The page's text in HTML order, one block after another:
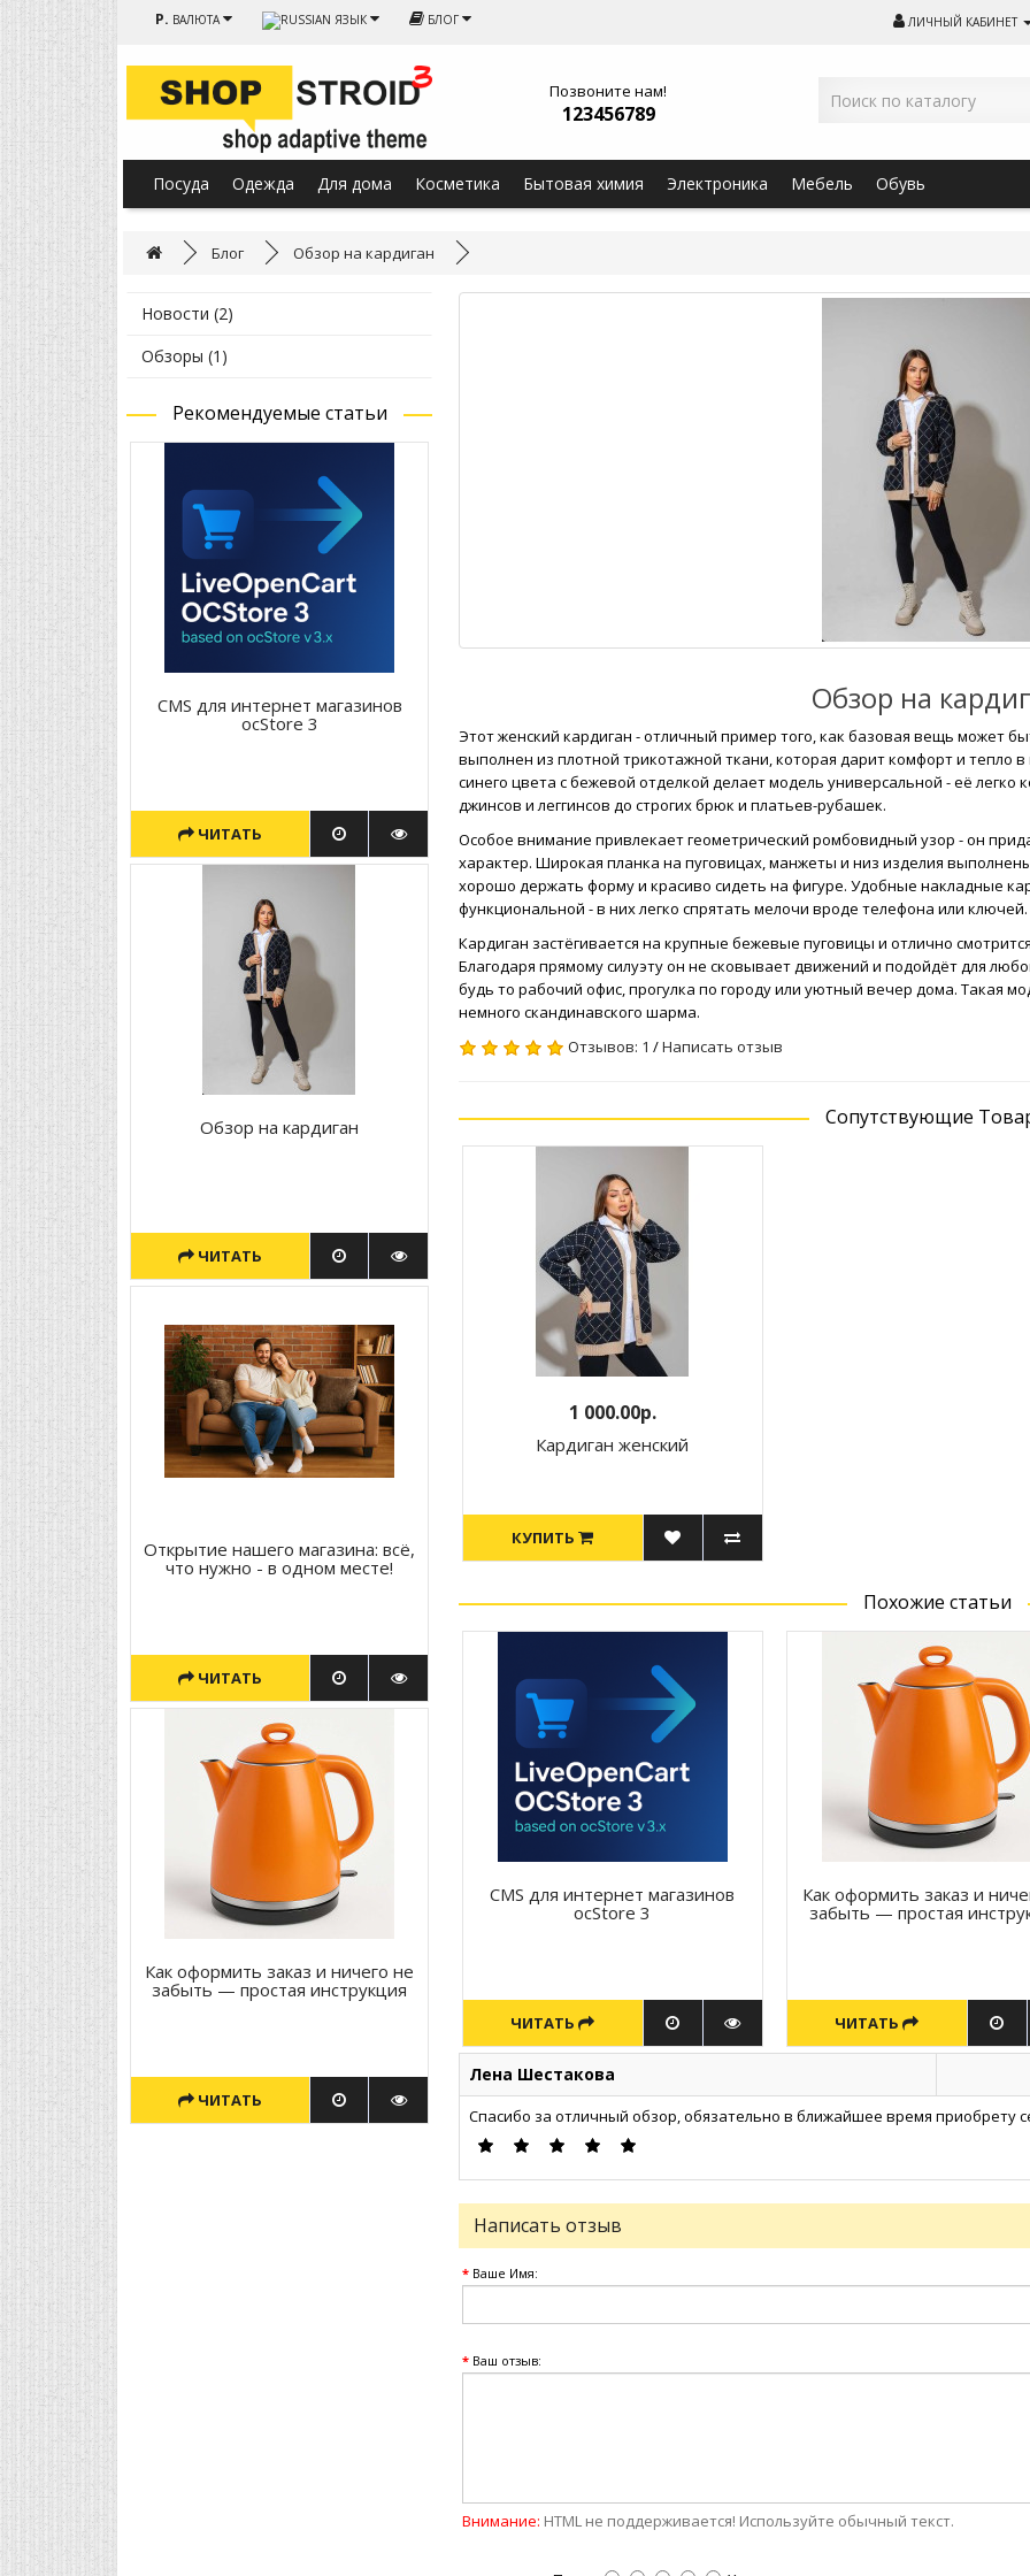
Р. ВАЛЮТА ЯЗЫК БЛОГ ЛИЧНЫЙ КАБИНЕТ
Позвоните нам!
123456789
Посуда Одежда Для дома Косметика Бытовая химия Электроника Мебель Обувь
Блог Обзор на кардиган
Новости (2)
Обзоры (1)
Рекомендуемые статьи
CMS для интернет магазинов
ocStore 3
ЧИТАТЬ
Обзор на кардиган
ЧИТАТЬ
Открытие нашего магазина: всё,
что нужно - в одном месте!
ЧИТАТЬ
Как оформить заказ и ничего не
забыть — простая инструкция
ЧИТАТЬ
Обзор на
Этот женский кардиган - отличный пример того, как базовая вещь может
выполнен из плотной трикотажной ткани, которая дарит комфорт и тепло
синего цвета с бежевой отделкой делает модель универсальной - её
джинсов и леггинсов до строгих брюк и платьев-рубашек.
Особое внимание привлекает геометрический ромбовидный узор - он
характер. Широкая планка на пуговицах, манжеты и низ изделия
хорошо держать форму и красиво сидеть на фигуре. Удобные накладные
функциональной - в них легко спрятать мелочи вроде телефона или ключей.
Кардиган застёгивается на крупные бежевые пуговицы и отлично
Благодаря прямому силуэту он не сковывает движений и подойдёт для
будь то рабочий офис, прогулка по городу или уютный вечер дома. Такая
немного скандинавского шарма.
Отзывов: 1 /Написать отзыв
Сопутствующие
1 000.00р.
Кардиган женский
КУПИТЬ
Похожие статьи
CMS для интернет магазинов
ocStore 3
ЧИТАТЬ
Как оформить заказ и
забыть — простая
ЧИТАТЬ
Лена Шестакова
Спасибо за отличный обзор, обязательно в ближайшее время приобрету
Написать отзыв
Ваше Имя:
Ваш отзыв:
Внимание: HTML не поддерживается! Используйте обычный текст.